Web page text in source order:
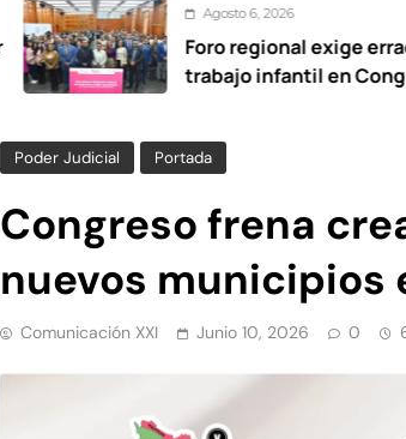
Agosto 6, 2026
Foro regional exige erradicación del
trabajo infantil en Congreso Edomex
Poder Judicial Portada
Congreso frena
nuevos municipios
Comunicación XXI Junio 10, 2026 0